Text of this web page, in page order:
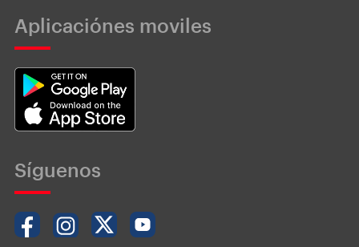
Aplicaciónes moviles
Síguenos